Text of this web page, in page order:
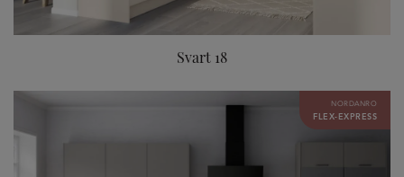
Svart 18
NORDANRO
FLEX-EXPRESS